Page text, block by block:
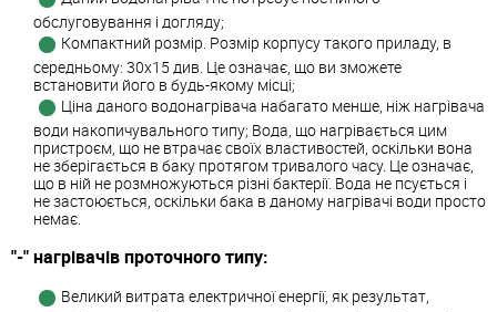
обслуговування і догляду;
Компактний розмір. Розмір корпусу такого приладу, в
середньому: 30х15 див. Це означає, що ви зможете
встановити його в будь-якому місці;
Ціна даного водонагрівача набагато менше, ніж нагрівача
води накопичувального типу; Вода, що нагрівається цим
пристроєм, що не втрачає своїх властивостей, оскільки вона
не зберігається в баку протягом тривалого часу. Це означає,
що в ній не розмножуються різні бактерії. Вода не псується і
не застоюється, оскільки бака в даному нагрівачі води просто
немає.
"-" нагрівачів проточного типу:
Великий витрата електричної енергії, як результат,